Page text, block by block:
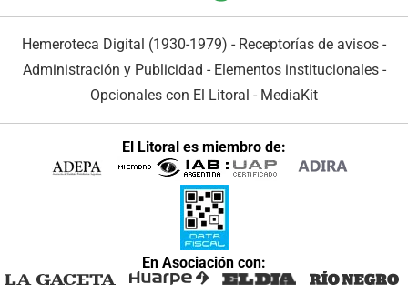
Hemeroteca Digital (1930-1979) - Receptorías de avisos -
Administración y Publicidad - Elementos institucionales-
Opcionales con El Litoral - MediaKit
El Litoral es miembro de:
En Asociación con: